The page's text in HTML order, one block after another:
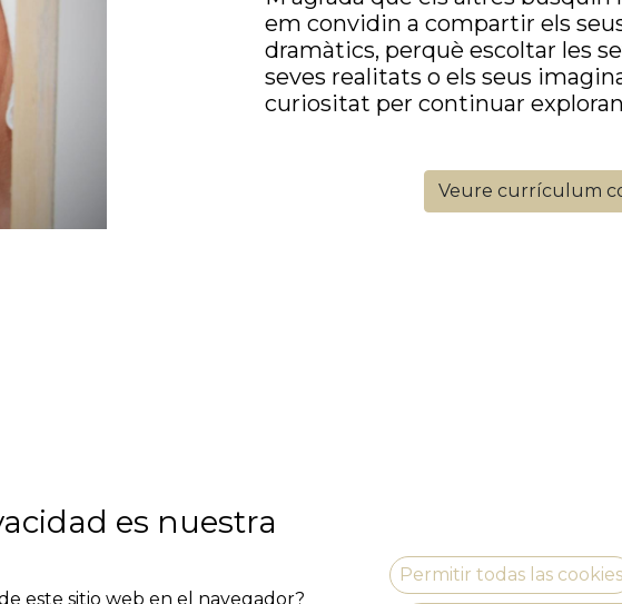
em convidin a compartir els
dramàtics, perquè escoltar les
seves realitats o els seus
curiositat per continuar
Veure currículum
vila.pep@gmail.com
es nuestra
este sitio web en el navegador?
Permitir todas las cookies